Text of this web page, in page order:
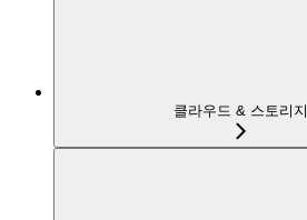
클라우드 & 스토리지